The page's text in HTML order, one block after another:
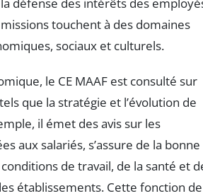
touchent à des domaines
sociaux et culturels.
le CE MAAF est consulté sur
que la stratégie et l’évolution de
il émet des avis sur les
aux salariés, s’assure de la bonne
de travail, de la santé et
établissements. Cette fonction de